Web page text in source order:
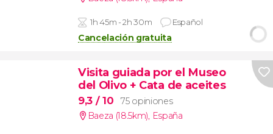
1h 45m - 2h 30m Español
Cancelación gratuita
Visita guiada por el Museo
del Olivo + Cata de aceites
9,3 / 10
75 opiniones
Baeza (18.5km), España